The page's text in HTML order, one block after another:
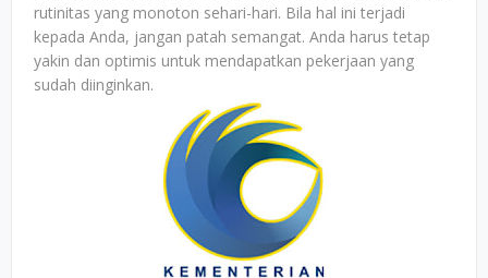
rutinitas yang monoton sehari-hari. Bila hal ini terjadi
kepada Anda, jangan patah semangat. Anda harus tetap
yakin dan optimis untuk mendapatkan pekerjaan yang
sudah diinginkan.